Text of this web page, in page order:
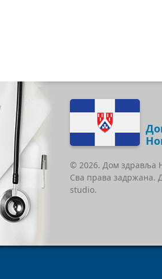
© 2026. Дом здравља
Сва права задржана.
studio.